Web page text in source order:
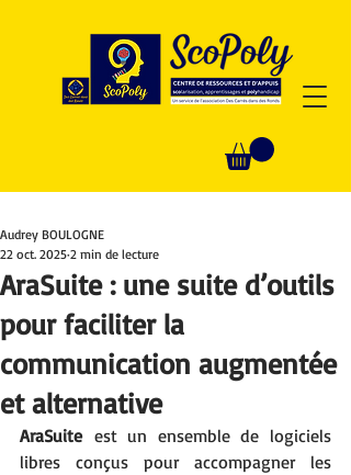
AraSuite : une suite d’outils
pour faciliter la
communication augmentée
et alternative
Audrey BOULOGNE
22 oct. 2025 2 min de lecture
AraSuite est un ensemble de logiciels
libres conçus pour accompagner les